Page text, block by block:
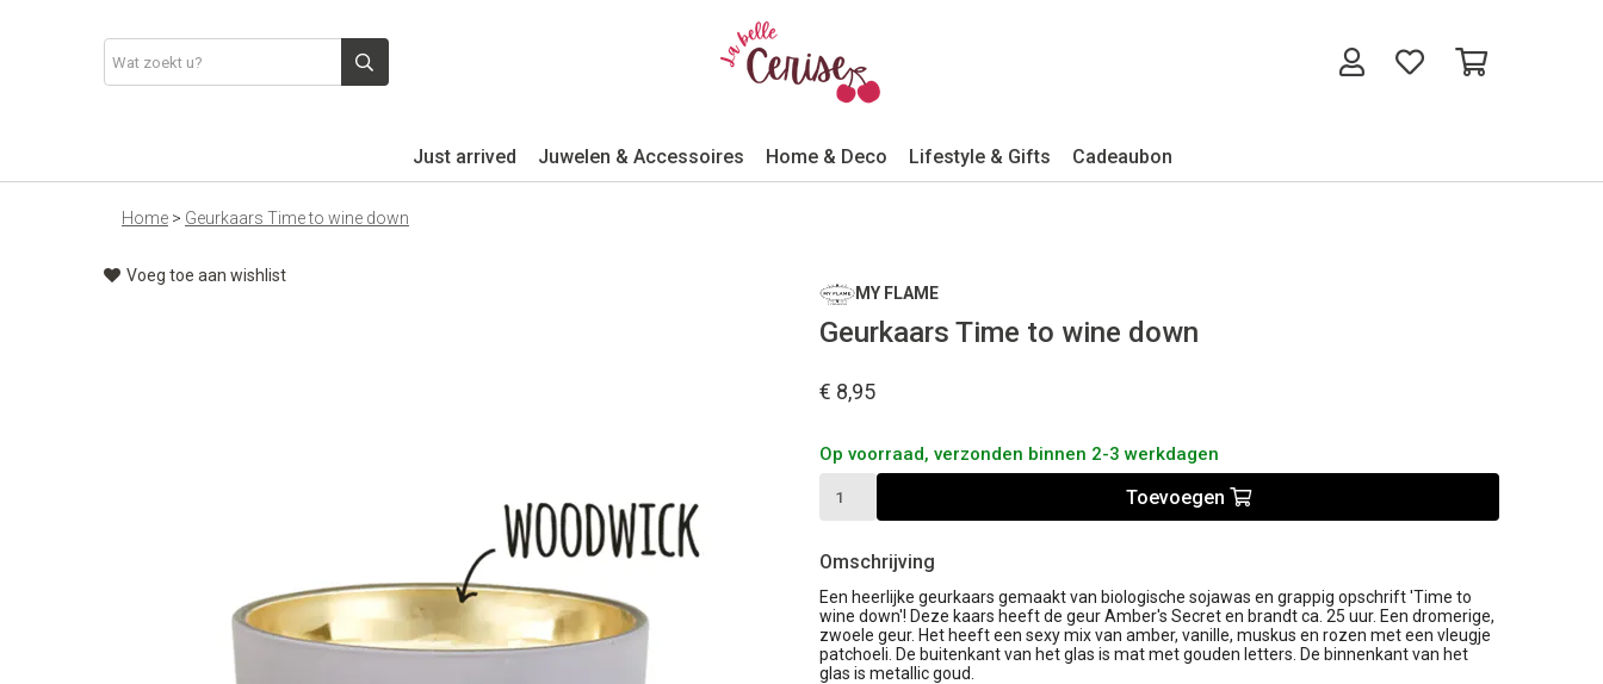
Just arrived Juwelen & Accessoires Home & Deco Lifestyle & Gifts Cadeaubon
Home > Geurkaars Time to wine down
Voeg toe aan wishlist
MY FLAME
Geurkaars Time to wine down
€ 8,95
Op voorraad, verzonden binnen 2-3 werkdagen
Toevoegen
Omschrijving
Een heerlijke geurkaars gemaakt van biologische sojawas en grappig opschrift 'Time to
wine down'! Deze kaars heeft de geur Amber's Secret en brandt ca. 25 uur. Een dromerige,
zwoele geur. Het heeft een sexy mix van amber, vanille, muskus en rozen met een vleugje
patchoeli. De buitenkant van het glas is mat met gouden letters. De binnenkant van het
glas is metallic goud.